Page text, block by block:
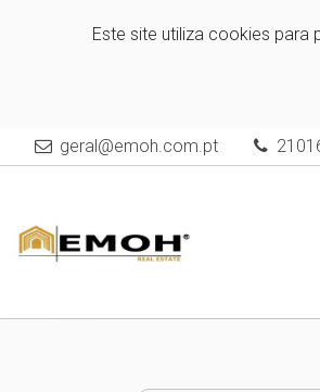
Este site utiliza cookies para
geral@emoh.com.pt